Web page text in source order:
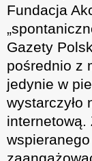
Fundacja
Gazety
pośrednio z
jedynie w
wystarczyło